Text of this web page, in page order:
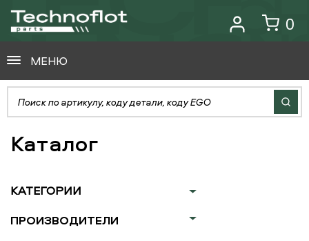
0
МЕНЮ
Каталог
КАТЕГОРИИ
ПРОИЗВОДИТЕЛИ